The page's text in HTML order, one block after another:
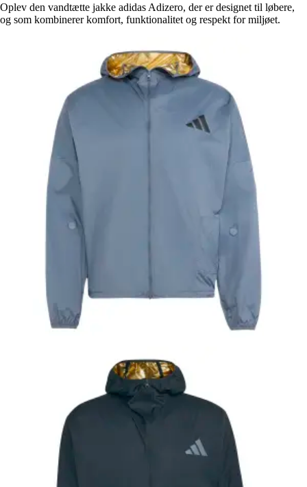
Oplev den vandtætte jakke adidas Adizero, der er designet til løbere,
og som kombinerer komfort, funktionalitet og respekt for miljøet.